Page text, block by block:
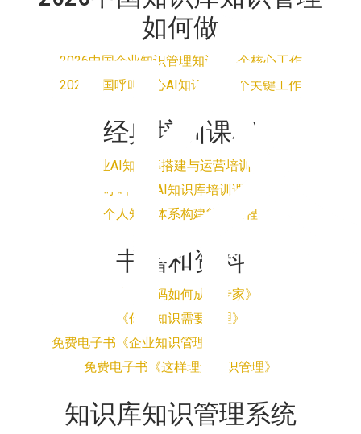
如何做
2026中国企业知识管理知识库5个核心工作
2026中国呼叫中心AI知识库的5个关键工作
经典培训课程
企业AI知识库搭建与运营培训课程
呼叫中心AI知识库培训课程
个人知识体系构建能力课程
书籍和资料
《卓越密码如何成为专家》
《你的知识需要管理》
免费电子书《企业知识管理实施的正确姿势》
免费电子书《这样理解知识管理》
知识库知识管理系统